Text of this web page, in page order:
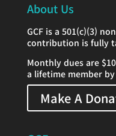
About Us
GCF is a 501(c)(3)
contribution is fully
Monthly dues are
a lifetime member
Make A